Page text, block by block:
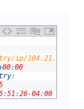
ip/104.21.71.45
00:00
:
:51 :26-04:00